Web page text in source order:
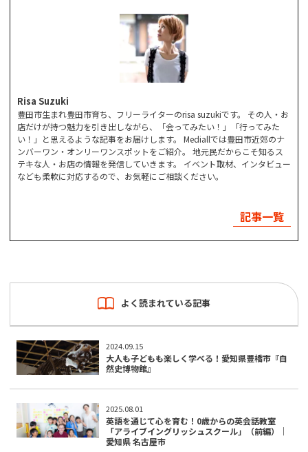
Risa Suzuki
豊田市生まれ豊田市育ち、フリーライターのrisa suzukiです。 その人・お
店だけが持つ魅力を引き出しながら、「会ってみたい！」「行ってみた
い！」と思えるような記事をお届けします。 Mediallでは豊田市近郊のナ
ンバーワン・オンリーワンスポットをご紹介。 地元民だからこそ知るス
テキな人・お店の情報を発信していきます。 イベント取材、インタビュー
なども柔軟に対応するので、お気軽にご相談ください。
記事一覧
よく読まれている記事
2024.09.15
大人も子どもも楽しく学べる！愛知県豊橋市『自
然史博物館』
2025.08.01
英語を通じて心を育む！0歳からの英会話教室
「アライブイングリッシュスクール」（前編）｜
愛知県 名古屋市